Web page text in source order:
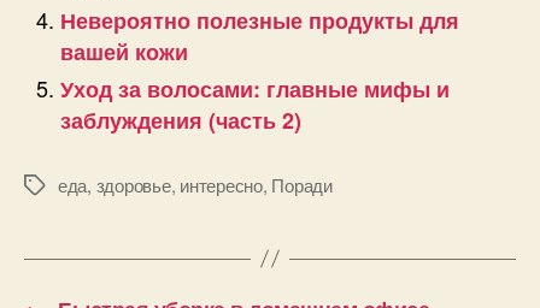
Невероятно полезные продукты для
вашей кожи
Уход за волосами: главные мифы и
заблуждения (часть 2)
Позначки
еда, здоровье, интересно, Поради